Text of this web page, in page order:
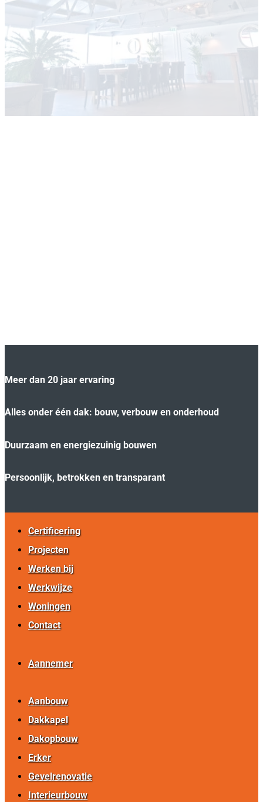
Meer dan 20 jaar ervaring
Alles onder één dak: bouw, verbouw en onderhoud
Duurzaam en energiezuinig bouwen
Persoonlijk, betrokken en transparant
Certificering
Projecten
Werken bij
Werkwijze
Woningen
Contact
Aannemer
Aanbouw
Dakkapel
Dakopbouw
Erker
Gevelrenovatie
Interieurbouw